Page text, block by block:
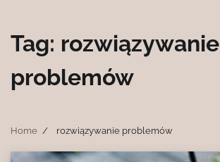
Tag: rozwiązywanie
problemów
Home rozwiązywanie problemów